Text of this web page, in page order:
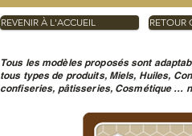
Tous les modèles proposés sont
tous types de produits, Miels, Huiles,
confiseries, pâtisseries, Cosmétique …
REVENIR À L'ACCUEIL RETOUR